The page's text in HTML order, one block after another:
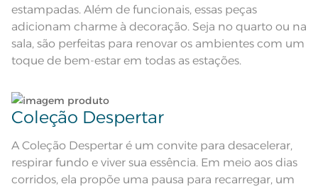
Ferro de passar com temperatura
maxima de 150ºC; Proibido lavar a
seco
Observações
Pode haver pequena variação de
cor, de acordo com a configuração
e modelo do monitor ou do
aparelho celular. Consultar a cor
estampadas. Além de funcionais, essas peças
adicionam charme à decoração. Seja no quarto ou na
sala, são perfeitas para renovar os ambientes com um
toque de bem-estar em todas as estações.
Coleção Despertar
A Coleção Despertar é um convite para desacelerar,
respirar fundo e viver sua essência. Em meio aos dias
corridos, ela propõe uma pausa para recarregar, um